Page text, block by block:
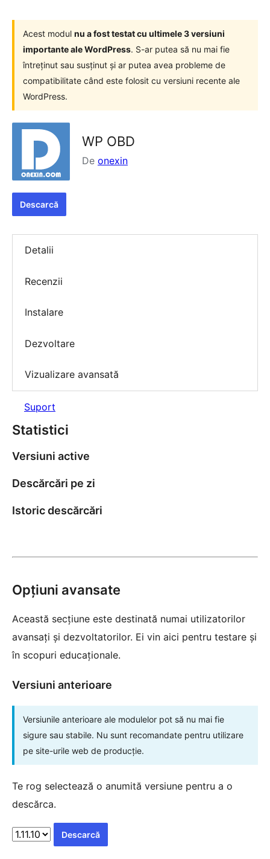
Acest modul nu a fost testat cu ultimele 3 versiuni
importante ale WordPress. S-ar putea să nu mai fie
întreținut sau susținut și ar putea avea probleme de
compatibilitate când este folosit cu versiuni recente ale
WordPress.
WP OBD
De onexin
Descarcă
Detalii
Recenzii
Instalare
Dezvoltare
Vizualizare avansată
Suport
Statistici
Versiuni active
Descărcări pe zi
Istoric descărcări
Opțiuni avansate
Această secțiune este destinată numai utilizatorilor
avansați și dezvoltatorilor. Ei vin aici pentru testare și
în scopuri educaționale.
Versiuni anterioare
Versiunile anterioare ale modulelor pot să nu mai fie
sigure sau stabile. Nu sunt recomandate pentru utilizare
pe site-urile web de producție.
Te rog selectează o anumită versiune pentru a o
descărca.
Descarcă